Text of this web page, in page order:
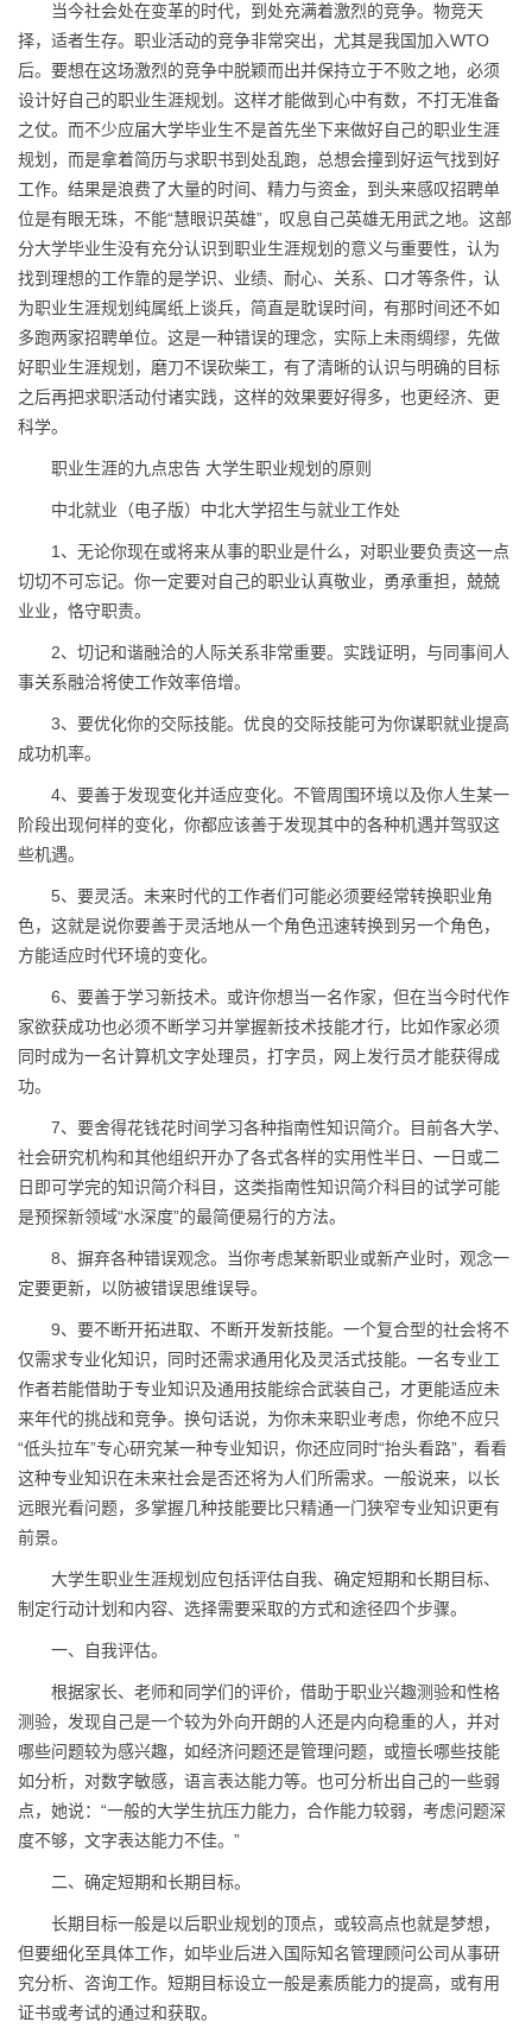
当今社会处在变革的时代，到处充满着激烈的竞争。物竞天
择，适者生存。职业活动的竞争非常突出，尤其是我国加入WTO
后。要想在这场激烈的竞争中脱颖而出并保持立于不败之地，必须
设计好自己的职业生涯规划。这样才能做到心中有数，不打无准备
之仗。而不少应届大学毕业生不是首先坐下来做好自己的职业生涯
规划，而是拿着简历与求职书到处乱跑，总想会撞到好运气找到好
工作。结果是浪费了大量的时间、精力与资金，到头来感叹招聘单
位是有眼无珠，不能“慧眼识英雄”，叹息自己英雄无用武之地。这部
分大学毕业生没有充分认识到职业生涯规划的意义与重要性，认为
找到理想的工作靠的是学识、业绩、耐心、关系、口才等条件，认
为职业生涯规划纯属纸上谈兵，简直是耽误时间，有那时间还不如
多跑两家招聘单位。这是一种错误的理念，实际上未雨绸缪，先做
好职业生涯规划，磨刀不误砍柴工，有了清晰的认识与明确的目标
之后再把求职活动付诸实践，这样的效果要好得多，也更经济、更
科学。
职业生涯的九点忠告 大学生职业规划的原则
中北就业（电子版）中北大学招生与就业工作处
1、无论你现在或将来从事的职业是什么，对职业要负责这一点
切切不可忘记。你一定要对自己的职业认真敬业，勇承重担，兢兢
业业，恪守职责。
2、切记和谐融洽的人际关系非常重要。实践证明，与同事间人
事关系融洽将使工作效率倍增。
3、要优化你的交际技能。优良的交际技能可为你谋职就业提高
成功机率。
4、要善于发现变化并适应变化。不管周围环境以及你人生某一
阶段出现何样的变化，你都应该善于发现其中的各种机遇并驾驭这
些机遇。
5、要灵活。未来时代的工作者们可能必须要经常转换职业角
色，这就是说你要善于灵活地从一个角色迅速转换到另一个角色，
方能适应时代环境的变化。
6、要善于学习新技术。或许你想当一名作家，但在当今时代作
家欲获成功也必须不断学习并掌握新技术技能才行，比如作家必须
同时成为一名计算机文字处理员，打字员，网上发行员才能获得成
功。
7、要舍得花钱花时间学习各种指南性知识简介。目前各大学、
社会研究机构和其他组织开办了各式各样的实用性半日、一日或二
日即可学完的知识简介科目，这类指南性知识简介科目的试学可能
是预探新领域“水深度”的最简便易行的方法。
8、摒弃各种错误观念。当你考虑某新职业或新产业时，观念一
定要更新，以防被错误思维误导。
9、要不断开拓进取、不断开发新技能。一个复合型的社会将不
仅需求专业化知识，同时还需求通用化及灵活式技能。一名专业工
作者若能借助于专业知识及通用技能综合武装自己，才更能适应未
来年代的挑战和竞争。换句话说，为你未来职业考虑，你绝不应只
“低头拉车”专心研究某一种专业知识，你还应同时“抬头看路”，看看
这种专业知识在未来社会是否还将为人们所需求。一般说来，以长
远眼光看问题，多掌握几种技能要比只精通一门狭窄专业知识更有
前景。
大学生职业生涯规划应包括评估自我、确定短期和长期目标、
制定行动计划和内容、选择需要采取的方式和途径四个步骤。
一、自我评估。
根据家长、老师和同学们的评价，借助于职业兴趣测验和性格
测验，发现自己是一个较为外向开朗的人还是内向稳重的人，并对
哪些问题较为感兴趣，如经济问题还是管理问题，或擅长哪些技能
如分析，对数字敏感，语言表达能力等。也可分析出自己的一些弱
点，她说：“一般的大学生抗压力能力，合作能力较弱，考虑问题深
度不够，文字表达能力不佳。”
二、确定短期和长期目标。
长期目标一般是以后职业规划的顶点，或较高点也就是梦想，
但要细化至具体工作，如毕业后进入国际知名管理顾问公司从事研
究分析、咨询工作。短期目标设立一般是素质能力的提高，或有用
证书或考试的通过和获取。